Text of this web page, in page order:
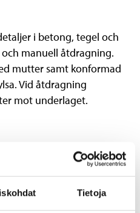
Tietoja
i betong, tegel och
manuell åtdragning.
mutter samt konformad
Vid åtdragning
mot underlaget.